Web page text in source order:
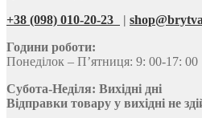
+38 (098) 010-20-23
|
Години роботи:
Понеділок – П’ятниця: 9: 00-17: 00
Субота-Неділя: Вихідні дні
Відправки товару у вихідні не